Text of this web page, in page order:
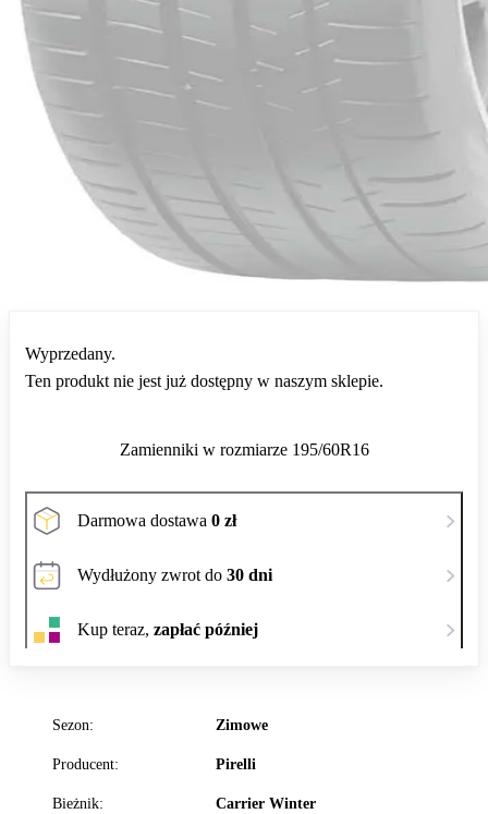
Sezon: Zimowe
Producent: Pirelli
Bieżnik: Carrier Winter
Wyprzedany.
Ten produkt nie jest już dostępny w naszym sklepie.
Zamienniki w rozmiarze 195/60R16
Darmowa dostawa 0 zł
Wydłużony zwrot do 30 dni
Kup teraz, zapłać później